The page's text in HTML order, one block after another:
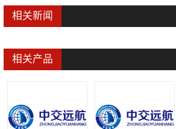
相关新闻
相关产品